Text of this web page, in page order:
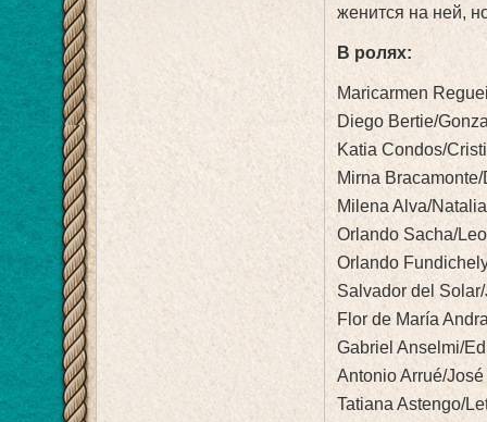
женится на ней,
В ролях:
Maricarmen
Diego Bertie/
Katia Condos/
Mirna
Milena Alva/
Orlando Sacha/
Orlando
Salvador del
Flor de María
Gabriel Anselmi/
Antonio Arrué/José
Tatiana Astengo/